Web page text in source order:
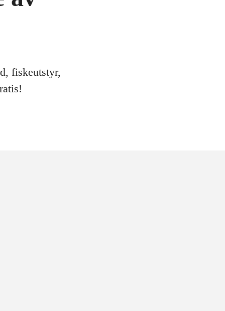
fiskeutstyr,